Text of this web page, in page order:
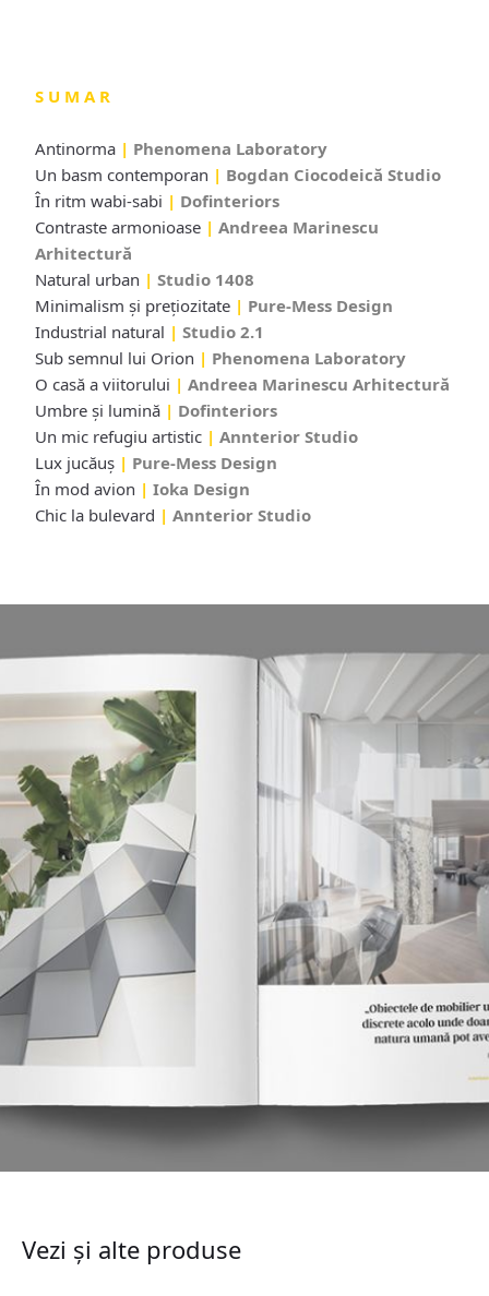
S U M A R
Antinorma | Phenomena Laboratory
Un basm contemporan | Bogdan Ciocodeică Studio
În ritm wabi-sabi | Dofinteriors
Contraste armonioase | Andreea Marinescu
Arhitectură
Natural urban | Studio 1408
Minimalism și preţiozitate | Pure-Mess Design
Industrial natural | Studio 2.1
Sub semnul lui Orion | Phenomena Laboratory
O casă a viitorului | Andreea Marinescu Arhitectură
Umbre şi lumină | Dofinteriors
Un mic refugiu artistic | Annterior Studio
Lux jucăuş | Pure-Mess Design
În mod avion | Ioka Design
Chic la bulevard | Annterior Studio
Vezi și alte produse